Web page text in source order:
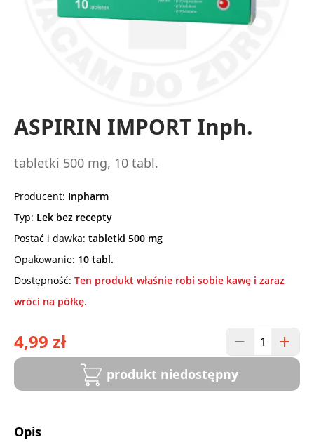
ASPIRIN IMPORT Inph.
tabletki 500 mg, 10 tabl.
Producent: Inpharm
Typ: Lek bez recepty
Postać i dawka: tabletki 500 mg
Opakowanie: 10 tabl.
Dostępność: Ten produkt właśnie robi sobie kawę i zaraz
wróci na półkę.
4,99 zł
produkt niedostępny
Opis